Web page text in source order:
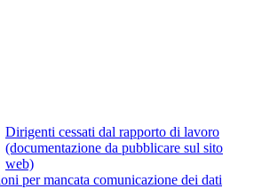
Dirigenti cessati dal rapporto di lavoro
(documentazione da pubblicare sul sito
web)
per mancata comunicazione dei dati